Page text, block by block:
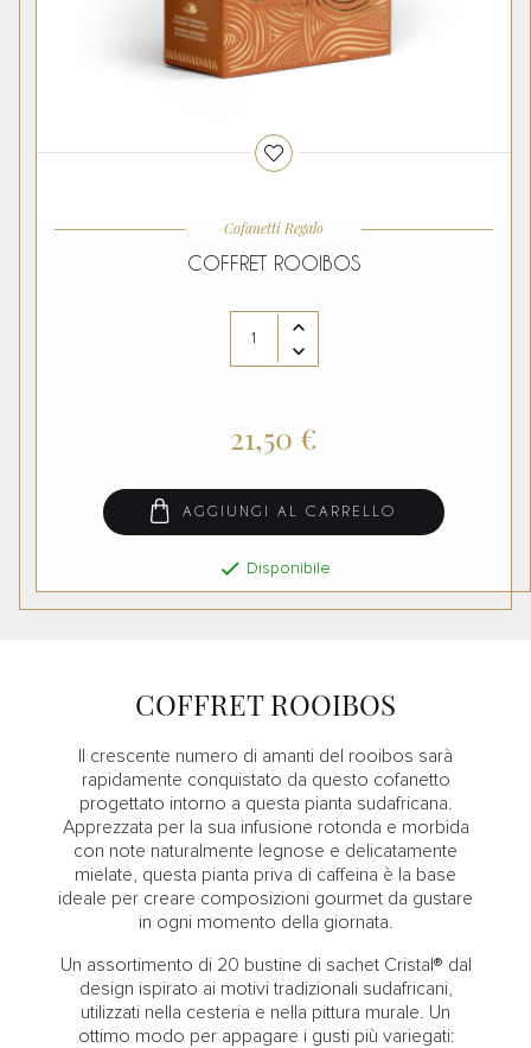
Cofanetti Regalo
COFFRET ROOIBOS
21,50 €
AGGIUNGI AL CARRELLO
 Disponibile
COFFRET ROOIBOS
Il crescente numero di amanti del rooibos sarà
rapidamente conquistato da questo cofanetto
progettato intorno a questa pianta sudafricana.
Apprezzata per la sua infusione rotonda e morbida
con note naturalmente legnose e delicatamente
mielate, questa pianta priva di caffeina è la base
ideale per creare composizioni gourmet da gustare
in ogni momento della giornata.
Un assortimento di 20 bustine di sachet Cristal® dal
design ispirato ai motivi tradizionali sudafricani,
utilizzati nella cesteria e nella pittura murale. Un
ottimo modo per appagare i gusti più variegati: